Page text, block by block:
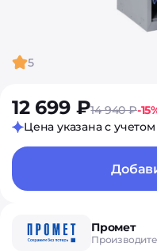
5
12 699 ₽14 940 ₽-
Цена указана с
Промет